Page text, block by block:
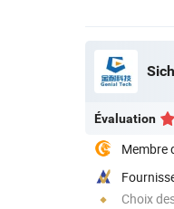
Évaluation
Membre
Choix